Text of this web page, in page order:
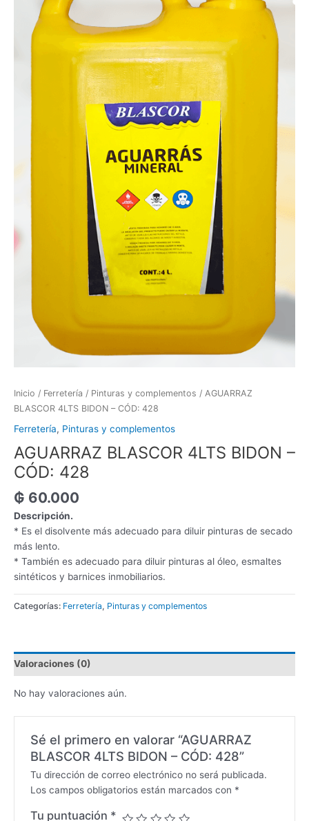
Inicio / Ferretería / Pinturas y complementos / AGUARRAZ
BLASCOR 4LTS BIDON – CÓD: 428
Ferretería, Pinturas y complementos
AGUARRAZ BLASCOR 4LTS BIDON –
CÓD: 428
₲ 60.000
Descripción.
* Es el disolvente más adecuado para diluir pinturas de secado
más lento.
* También es adecuado para diluir pinturas al óleo, esmaltes
sintéticos y barnices inmobiliarios.
Categorías: Ferretería, Pinturas y complementos
Valoraciones (0)
No hay valoraciones aún.
Sé el primero en valorar “AGUARRAZ
BLASCOR 4LTS BIDON – CÓD: 428”
Tu dirección de correo electrónico no será publicada.
Los campos obligatorios están marcados con *
Tu puntuación *